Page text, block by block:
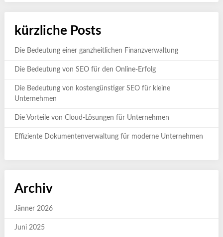
kürzliche Posts
Die Bedeutung einer ganzheitlichen Finanzverwaltung
Die Bedeutung von SEO für den Online-Erfolg
Die Bedeutung von kostengünstiger SEO für kleine
Unternehmen
Die Vorteile von Cloud-Lösungen für Unternehmen
Effiziente Dokumentenverwaltung für moderne Unternehmen
Archiv
Jänner 2026
Juni 2025